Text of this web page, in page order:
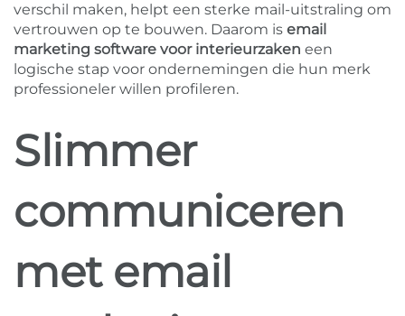
verschil maken, helpt een sterke mail-uitstraling om
vertrouwen op te bouwen. Daarom is email
marketing software voor interieurzaken een
logische stap voor ondernemingen die hun merk
professioneler willen profileren.
Slimmer
communiceren
met email